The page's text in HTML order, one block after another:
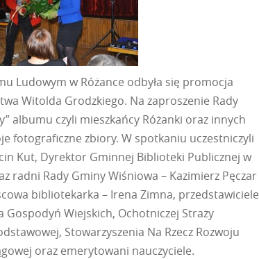
Ludowym w Różance odbyła się promocja
Witolda Grodzkiego. Na zaproszenie Rady
albumu czyli mieszkańcy Różanki oraz innych
fotograficzne zbiory. W spotkaniu uczestniczyli
Kut, Dyrektor Gminnej Biblioteki Publicznej w
radni Rady Gminy Wiśniowa – Kazimierz Pęczar
bibliotekarka – Irena Zimna, przedstawiciele
Gospodyń Wiejskich, Ochotniczej Straży
Stowarzyszenia Na Rzecz Rozwoju
oraz emerytowani nauczyciele.